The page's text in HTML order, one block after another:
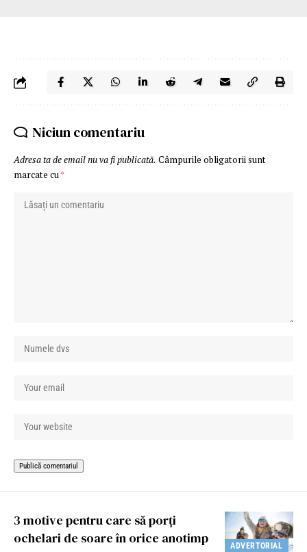
Niciun comentariu
Adresa ta de email nu va fi publicată. Câmpurile obligatorii sunt
marcate cu*
ADVERTORIAL
3 motive pentru care să porți
ochelari de soare în orice anotimp